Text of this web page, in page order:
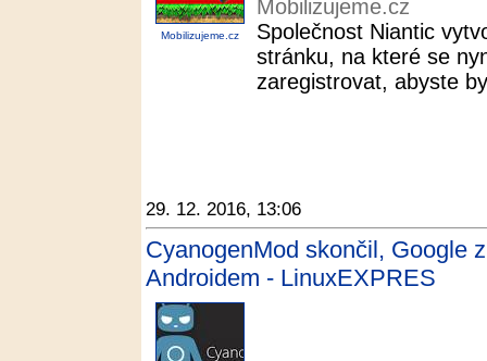
Mobilizujeme.cz
Mobilizujeme.cz
Společnost Niantic
stránku, na které se
zaregistrovat, abyste
29. 12. 2016, 13:06
CyanogenMod skončil, Google
Androidem - LinuxEXPRES